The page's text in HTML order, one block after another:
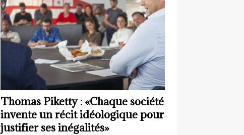
Thomas Piketty : «Chaque société
invente un récit idéologique pour
justifier ses inégalités»